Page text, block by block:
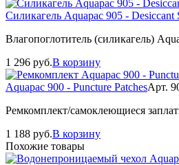
Силикагель Aquapac 905 - Desiccant
Влагопоглотитель (силикагель)
1 296 руб.В корзину
Aquapac 900 - Puncture PatchesАрт.
Ремкомплект/самоклеющиеся
1 188 руб.В корзину
Похожие товары